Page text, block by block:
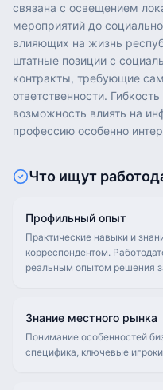
связана с освещением
мероприятий до
влияющих на жизнь
штатные позиции с
контракты, требующие
ответственности.
возможность влиять на
профессию особенно
Что ищут
Профильный опыт
Практические навыки и
корреспондентом.
реальным опытом решения
Знание местного рынка
Понимание особенностей
специфика, ключевые